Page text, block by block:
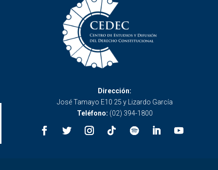
Dirección:
José Tamayo E10 25 y Lizardo García
Teléfono: (02) 394-1800